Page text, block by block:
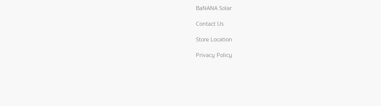
BaNANA Solar
Contact Us
Store Location
Privacy Policy